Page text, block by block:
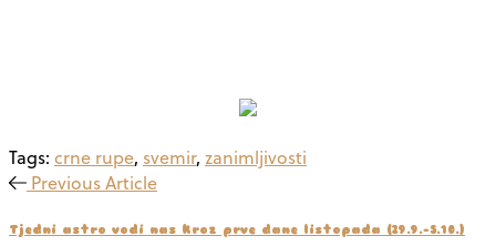
Tags: crne rupe, svemir, zanimljivosti
Previous Article
Tjedni astro vodi nas kroz prve dane listopada (29.9.-5.10.)